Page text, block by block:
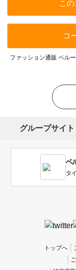
こ
コ
ファッション通販 ベル
グループサイト
ベ
タ
トップへ